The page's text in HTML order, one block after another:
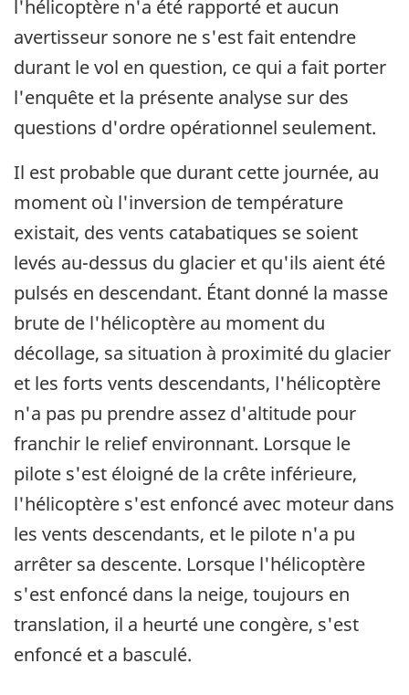
l'hélicoptère n'a été rapporté et aucun
avertisseur sonore ne s'est fait entendre
durant le vol en question, ce qui a fait porter
l'enquête et la présente analyse sur des
questions d'ordre opérationnel seulement.
Il est probable que durant cette journée, au
moment où l'inversion de température
existait, des vents catabatiques se soient
levés au-dessus du glacier et qu'ils aient été
pulsés en descendant. Étant donné la masse
brute de l'hélicoptère au moment du
décollage, sa situation à proximité du glacier
et les forts vents descendants, l'hélicoptère
n'a pas pu prendre assez d'altitude pour
franchir le relief environnant. Lorsque le
pilote s'est éloigné de la crête inférieure,
l'hélicoptère s'est enfoncé avec moteur dans
les vents descendants, et le pilote n'a pu
arrêter sa descente. Lorsque l'hélicoptère
s'est enfoncé dans la neige, toujours en
translation, il a heurté une congère, s'est
enfoncé et a basculé.